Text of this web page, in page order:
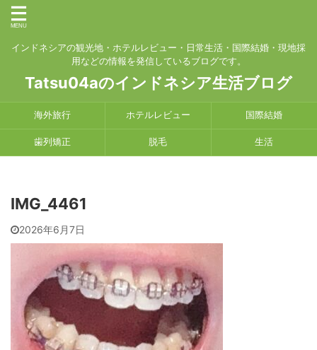
インドネシアの観光地・ホテルレビュー・日常生活・国際結婚・現地採
用などの情報を発信しているブログです。
Tatsu04aのインドネシア生活ブログ
海外旅行 ホテルレビュー 国際結婚
歯列矯正 脱毛 生活
IMG_4461
2026年6月7日